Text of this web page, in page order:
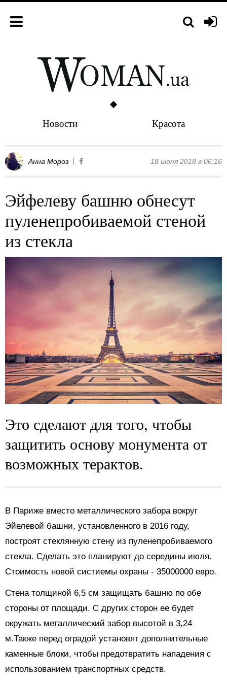
Новости Красота
Анна Мороз 18 июня 2018 в 06:16
Эйфелеву башню обнесут
пуленепробиваемой стеной
из стекла
Это сделают для того, чтобы
защитить основу монумента от
возможных терактов.
В Париже вместо металлического забора вокруг
Эйелевой башни, установленного в 2016 году,
построят стеклянную стену из пуленепробиваемого
стекла. Сделать это планируют до середины июля.
Стоимость новой систиемы охраны - 35000000 евро.
Стена толщиной 6,5 см защищать башню по обе
стороны от площади. С других сторон ее будет
окружать металлический забор высотой в 3,24
м.Также перед оградой установят дополнительные
каменные блоки, чтобы предотвратить нападения с
использованием транспортных средств.